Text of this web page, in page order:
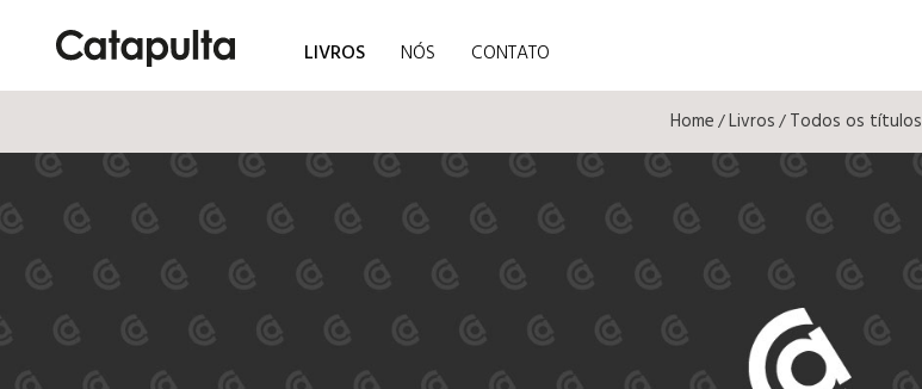
LIVROS NÓS CONTATO
Home/Livros/Todos os títulos